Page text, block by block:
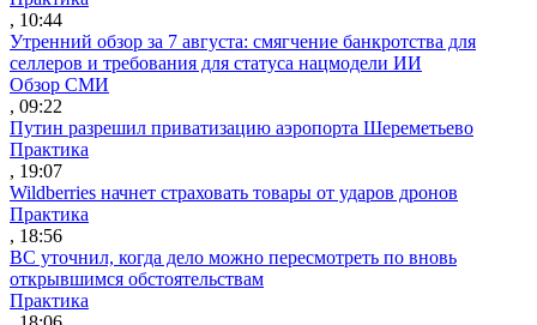
, 10:44
Утренний обзор за 7 августа: смягчение банкротства для
селлеров и требования для статуса нацмодели ИИ
Обзор СМИ
, 09:22
Путин разрешил приватизацию аэропорта Шереметьево
Практика
, 19:07
Wildberries начнет страховать товары от ударов дронов
Практика
, 18:56
ВС уточнил, когда дело можно пересмотреть по вновь
открывшимся обстоятельствам
Практика